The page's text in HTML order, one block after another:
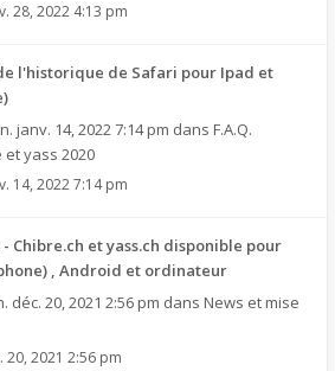
28, 2022 4:13 pm
l'historique de Safari pour Ipad et
janv. 14, 2022 7:14 pm dans F.A.Q.
yass 2020
14, 2022 7:14 pm
- Chibre.ch et yass.ch disponible pour
, Android et ordinateur
déc. 20, 2021 2:56 pm dans News et mise
20, 2021 2:56 pm